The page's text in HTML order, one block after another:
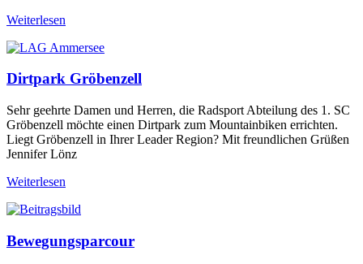
Weiterlesen
Dirtpark Gröbenzell
Sehr geehrte Damen und Herren, die Radsport Abteilung des 1. SC
Gröbenzell möchte einen Dirtpark zum Mountainbiken errichten.
Liegt Gröbenzell in Ihrer Leader Region? Mit freundlichen Grüßen
Jennifer Lönz
Weiterlesen
Bewegungsparcour